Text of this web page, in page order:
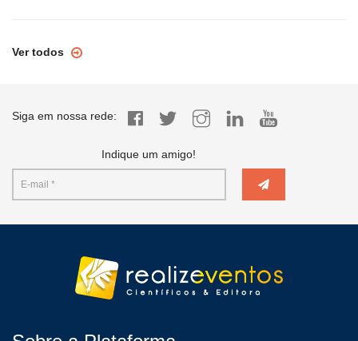
Ver todos
Siga em nossa rede:
Indique um amigo!